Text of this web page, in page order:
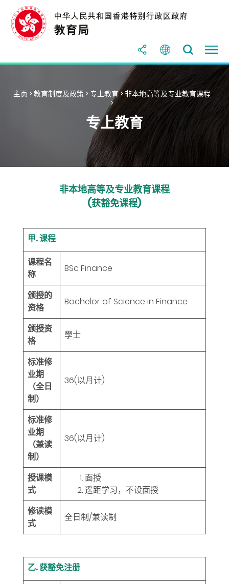
主页 >教育制度及政策 >专上教育>非本地高等及专业教育课程
>
专上教育
非本地高等及专业教育课程
(获豁免课程)
甲. 课程
课程名
称
BSc Finance
颁授的
资格
Bachelor of Science in Finance
颁授资
格
學士
标准修
业期
（全日
制）
36(以月计)
标准修
业期
（兼读
制）
36(以月计)
授课模
式
面授
遥距学习，不设面授
修读模
式
全日制/兼读制
乙. 获豁免注册